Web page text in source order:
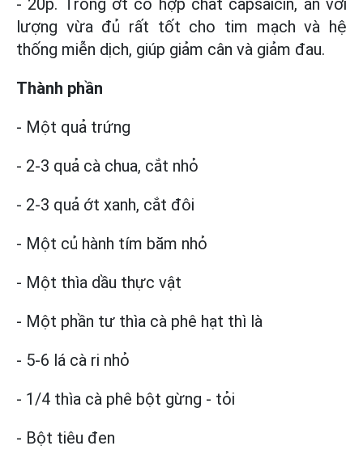
- 20p. Trong ớt có hợp chất capsaicin, ăn với
lượng vừa đủ rất tốt cho tim mạch và hệ
thống miễn dịch, giúp giảm cân và giảm đau.
Thành phần
- Một quả trứng
- 2-3 quả cà chua, cắt nhỏ
- 2-3 quả ớt xanh, cắt đôi
- Một củ hành tím băm nhỏ
- Một thìa dầu thực vật
- Một phần tư thìa cà phê hạt thì là
- 5-6 lá cà ri nhỏ
- 1/4 thìa cà phê bột gừng - tỏi
- Bột tiêu đen